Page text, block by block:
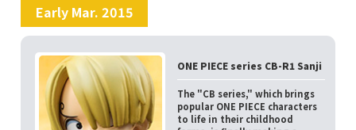
Early Mar. 2015
ONE PIECE series CB-R1 Sanji
The "CB series," which brings
popular ONE PIECE characters
to life in their childhood